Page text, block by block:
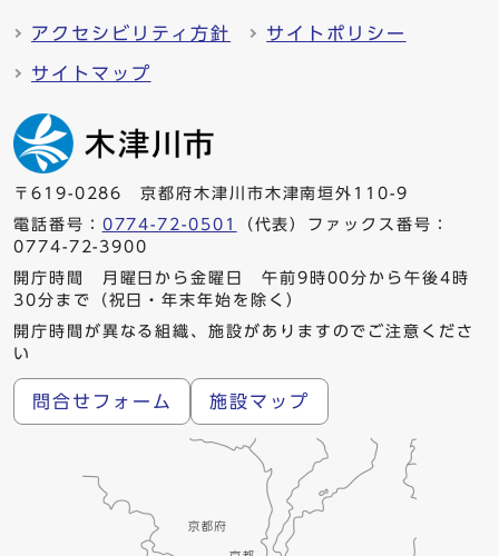
アクセシビリティ方針 サイトポリシー
サイトマップ
〒619-0286 京都府木津川市木津南垣外110-9
電話番号： 0774-72-0501
（代表）ファックス番号：
0774-72-3900
開庁時間 月曜日から金曜日 午前9時00分から午後4時
30分まで（祝日・年末年始を除く）
開庁時間が異なる組織、施設がありますのでご注意くださ
い
問合せフォーム 施設マップ